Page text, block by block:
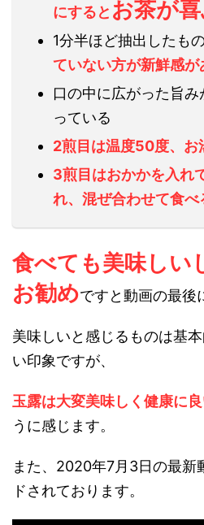
にすると お茶が
1分半ほど抽出したもの
ていない方が新鮮感が
口の中に広がった旨
っている
2煎目は温度50度、
3煎目はおかかを入れ
れ、混ぜ合わせて食べ
食べても美味しい
お勧めですと動画の最後
美味しいと感じるものは基
い印象ですが、
玉露は大変美味しく健康に
うに感じます。
また、2020年7月3日の最新
ドされております。